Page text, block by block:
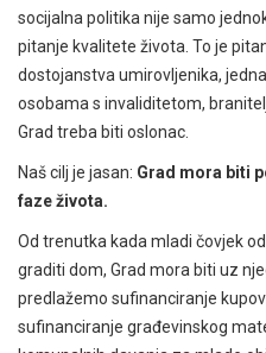
socijalna politika nije samo
pitanje kvalitete života. To je
dostojanstva umirovljenika,
osobama s invaliditetom,
Grad treba biti oslonac.
Naš cilj je jasan: Grad mora biti
faze života.
Od trenutka kada mladi čovjek
graditi dom, Grad mora biti uz
predlažemo sufinanciranje
sufinanciranje građevinskog